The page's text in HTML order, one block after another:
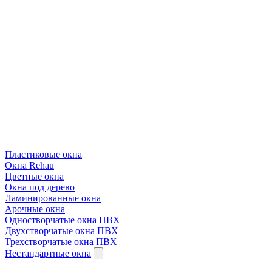
Пластиковые окна
Окна Rehau
Цветные окна
Окна под дерево
Ламинированные окна
Арочные окна
Одностворчатые окна ПВХ
Двухстворчатые окна ПВХ
Трехстворчатые окна ПВХ
Нестандартные окна